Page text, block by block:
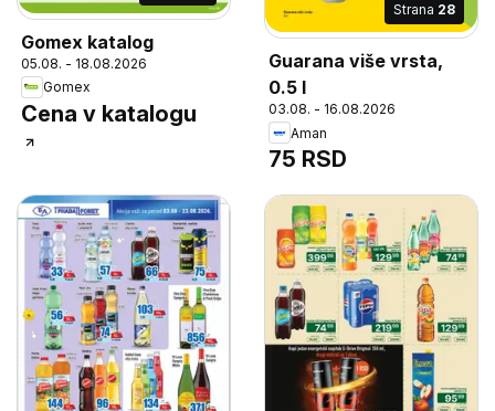
Gomex katalog
05.08. - 18.08.2026
Gomex
Cena v katalogu
Strana 28
Guarana više vrsta,
0.5 l
03.08. - 16.08.2026
Aman
75 RSD